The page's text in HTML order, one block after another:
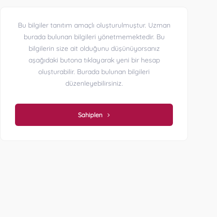
Bu bilgiler tanıtım amaçlı oluşturulmuştur. Uzman
burada bulunan bilgileri yönetmemektedir. Bu
bilgilerin size ait olduğunu düşünüyorsanız
aşağıdaki butona tıklayarak yeni bir hesap
oluşturabilir. Burada bulunan bilgileri
düzenleyebilirsiniz.
Sahiplen